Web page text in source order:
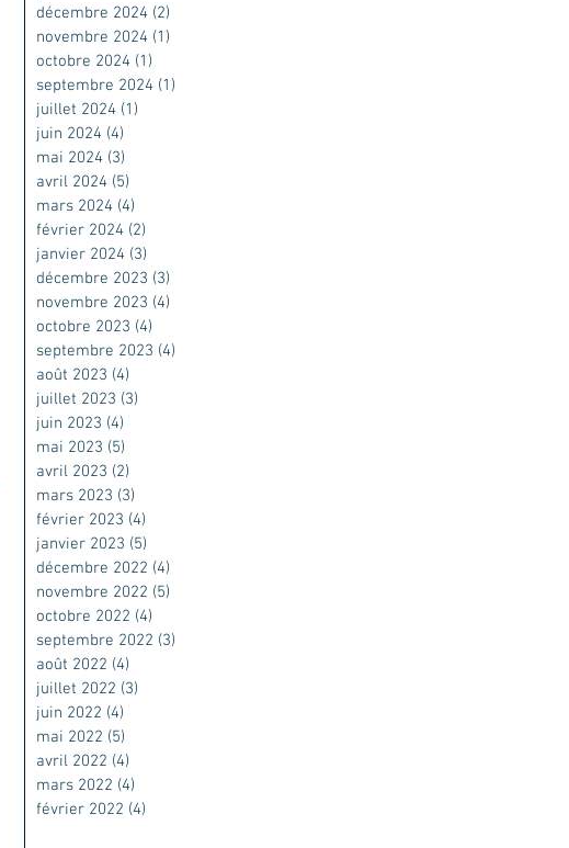
décembre 2024 (2)
novembre 2024 (1)
octobre 2024 (1)
septembre 2024 (1)
juillet 2024 (1)
juin 2024 (4)
mai 2024 (3)
avril 2024 (5)
mars 2024 (4)
février 2024 (2)
janvier 2024 (3)
décembre 2023 (3)
novembre 2023 (4)
octobre 2023 (4)
septembre 2023 (4)
août 2023 (4)
juillet 2023 (3)
juin 2023 (4)
mai 2023 (5)
avril 2023 (2)
mars 2023 (3)
février 2023 (4)
janvier 2023 (5)
décembre 2022 (4)
novembre 2022 (5)
octobre 2022 (4)
septembre 2022 (3)
août 2022 (4)
juillet 2022 (3)
juin 2022 (4)
mai 2022 (5)
avril 2022 (4)
mars 2022 (4)
février 2022 (4)